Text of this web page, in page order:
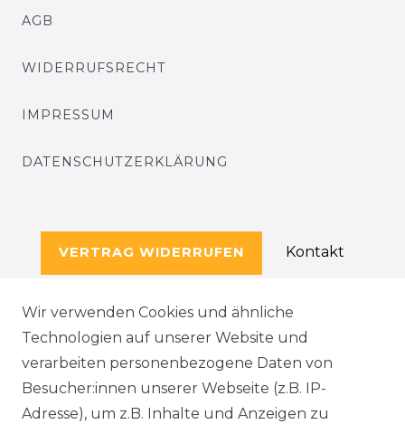
AGB
WIDERRUFSRECHT
IMPRESSUM
DATENSCHUTZERKLÄRUNG
VERTRAG WIDERRUFEN Kontakt
SERVICE
KONTAKT
Wir verwenden Cookies und ähnliche
Technologien auf unserer Website und
verarbeiten personenbezogene Daten von
Besucher:innen unserer Webseite (z.B. IP-
Adresse), um z.B. Inhalte und Anzeigen zu